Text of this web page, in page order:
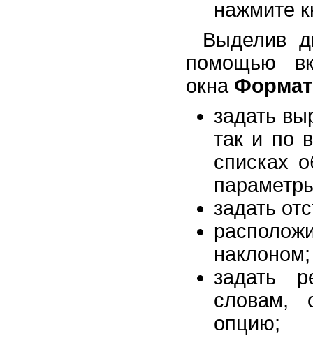
нажмите
Выделив
помощью
окна
задать
так и по
списках
задать
наклоном;
задать
словам,
опцию;